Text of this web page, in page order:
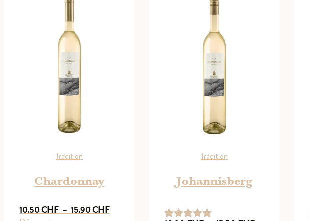
Tradition
Chardonnay
10.50CHF – 15.90CHFPlage
Tradition
Johannisberg